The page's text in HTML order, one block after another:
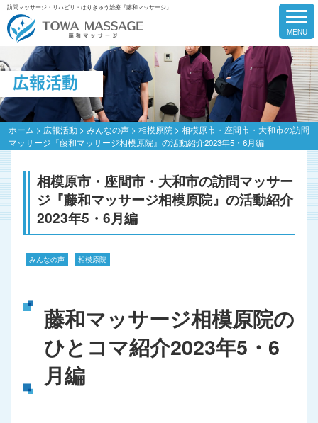
訪問マッサージ・リハビリ・はりきゅう治療『藤和マッサージ』
広報活動
ホーム > 広報活動> みんなの声> 相模原院> 相模原市・座間市・大和市の訪問
マッサージ『藤和マッサージ相模原院』の活動紹介2023年5・6月編
相模原市・座間市・大和市の訪問マッサー
ジ『藤和マッサージ相模原院』の活動紹介
2023年5・6月編
みんなの声 相模原院
藤和マッサージ相模原院の
ひとコマ紹介2023年5・6
月編